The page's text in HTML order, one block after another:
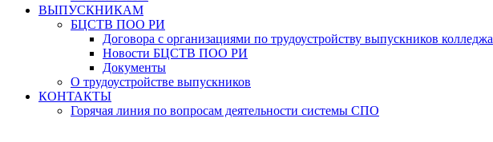
ВЫПУСКНИКАМ
БЦСТВ ПОО РИ
Договора с организациями по трудоустройству выпускников колледжа
Новости БЦСТВ ПОО РИ
Документы
О трудоустройстве выпускников
КОНТАКТЫ
Горячая линия по вопросам деятельности системы СПО